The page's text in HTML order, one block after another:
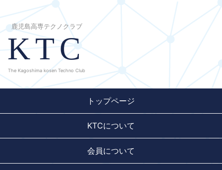
鹿児島高専テクノクラブ
KTC
The Kagoshima kosen Techno Club
トップページ
KTCについて
会員について